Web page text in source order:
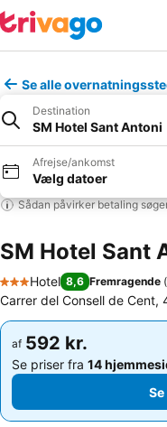
Se alle
Destination
SM Hotel Sant Antoni
Afrejse/ankomst
Vælg datoer
Sådan påvirker betaling
SM Hotel Sant
3 Stjerner
Hotel 8,6 Fremragende (
Carrer del Consell de Cent,
af 592 kr.
Se priser fra 14
af 592 kr.
Se priser fra 14